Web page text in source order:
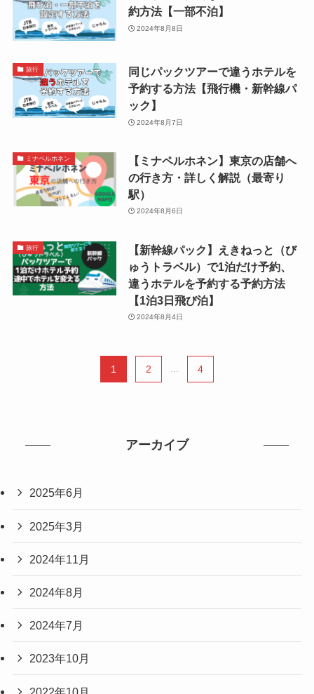
約方法【一部不泊】
2024年8月8日
旅行
同じパックツアーで違うホテルを
予約する方法【飛行機・新幹線パ
ック】
2024年8月7日
ミナペルホネン
【ミナペルホネン】東京の店舗へ
の行き方・詳しく解説（最寄り
駅）
2024年8月6日
旅行
【新幹線パック】えきねっと（び
ゅうトラベル）で1泊だけ予約、
違うホテルを予約する予約方法
【1泊3日飛び泊】
2024年8月4日
1 2 ... 4
アーカイブ
2025年6月
2025年3月
2024年11月
2024年8月
2024年7月
2023年10月